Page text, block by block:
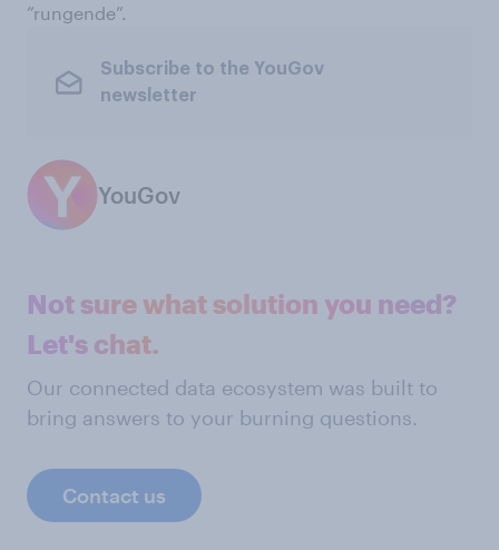
”rungende”.
Subscribe to the YouGov
newsletter
YouGov
Not sure what solution you need?
Let's chat.
Our connected data ecosystem was built to
bring answers to your burning questions.
Contact us